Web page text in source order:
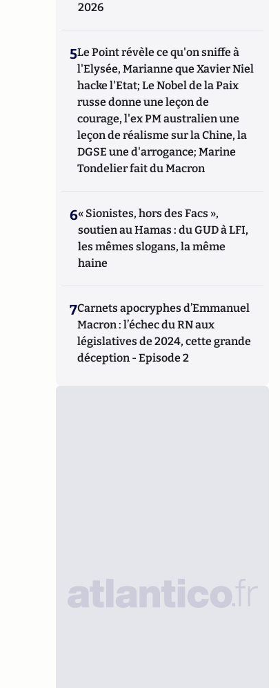
2026
5Le Point révèle ce qu'on sniffe à
l'Elysée, Marianne que Xavier Niel
hacke l'Etat; Le Nobel de la Paix
russe donne une leçon de
courage, l'ex PM australien une
leçon de réalisme sur la Chine, la
DGSE une d'arrogance; Marine
Tondelier fait du Macron
6« Sionistes, hors des Facs »,
soutien au Hamas : du GUD à LFI,
les mêmes slogans, la même
haine
7Carnets apocryphes d’Emmanuel
Macron : l’échec du RN aux
législatives de 2024, cette grande
déception - Episode 2